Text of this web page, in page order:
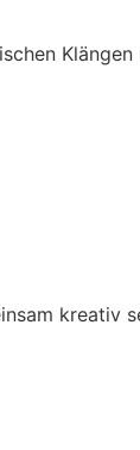
kreativ